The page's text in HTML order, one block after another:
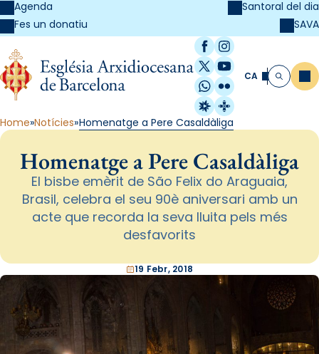
Agenda
Fes un donatiu
Santoral del dia
SAVA
Facebook
Instagram
X / Twitter
YouTube
WhatsApp
Flickr
Radio Estel
Catalunya
CA Cerca
Home Notícies Homenatge a Pere Casaldàliga
Homenatge a Pere Casaldàliga
El bisbe emèrit de São Felix do Araguaia,
Brasil, celebra el seu 90è aniversari amb un
acte que recorda la seva lluita pels més
desfavorits
19 Febr, 2018